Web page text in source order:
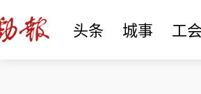
头条 城事 工会